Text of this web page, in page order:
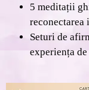
5 meditații
reconectarea
Seturi de
experiența